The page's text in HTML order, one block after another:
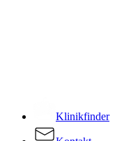
Klinikfinder